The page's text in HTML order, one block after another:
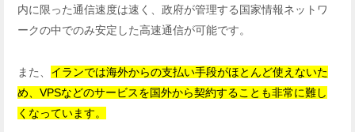
内に限った通信速度は速く、政府が管理する国家情報ネットワ
ークの中でのみ安定した高速通信が可能です。
また、 イランでは海外からの支払い手段がほとんど使えないた
め、VPSなどのサービスを国外から契約することも非常に難し
くなっています。